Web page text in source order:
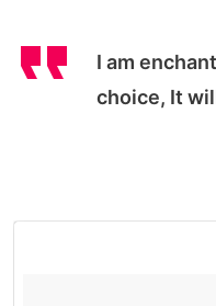
I am
choice, It